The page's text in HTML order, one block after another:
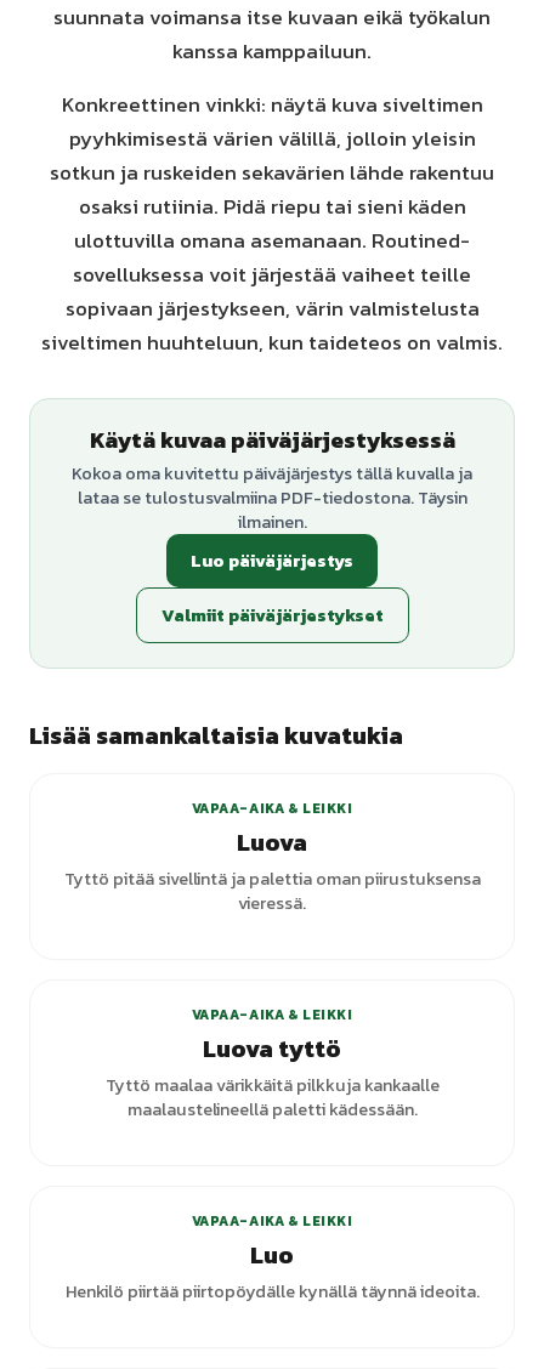
suunnata voimansa itse kuvaan eikä työkalun
kanssa kamppailuun.
Konkreettinen vinkki: näytä kuva siveltimen
pyyhkimisestä värien välillä, jolloin yleisin
sotkun ja ruskeiden sekavärien lähde rakentuu
osaksi rutiinia. Pidä riepu tai sieni käden
ulottuvilla omana asemanaan. Routined-
sovelluksessa voit järjestää vaiheet teille
sopivaan järjestykseen, värin valmistelusta
siveltimen huuhteluun, kun taideteos on valmis.
Käytä kuvaa päiväjärjestyksessä
Kokoa oma kuvitettu päiväjärjestys tällä kuvalla ja
lataa se tulostusvalmiina PDF-tiedostona. Täysin
ilmainen.
Luo päiväjärjestys
Valmiit päiväjärjestykset
Lisää samankaltaisia kuvatukia
+3
VAPAA-AIKA & LEIKKI
Luova
Tyttö pitää sivellintä ja palettia oman piirustuksensa
vieressä.
VAPAA-AIKA & LEIKKI
Luova tyttö
Tyttö maalaa värikkäitä pilkkuja kankaalle
maalaustelineellä paletti kädessään.
VAPAA-AIKA & LEIKKI
Luo
Henkilö piirtää piirtopöydälle kynällä täynnä ideoita.